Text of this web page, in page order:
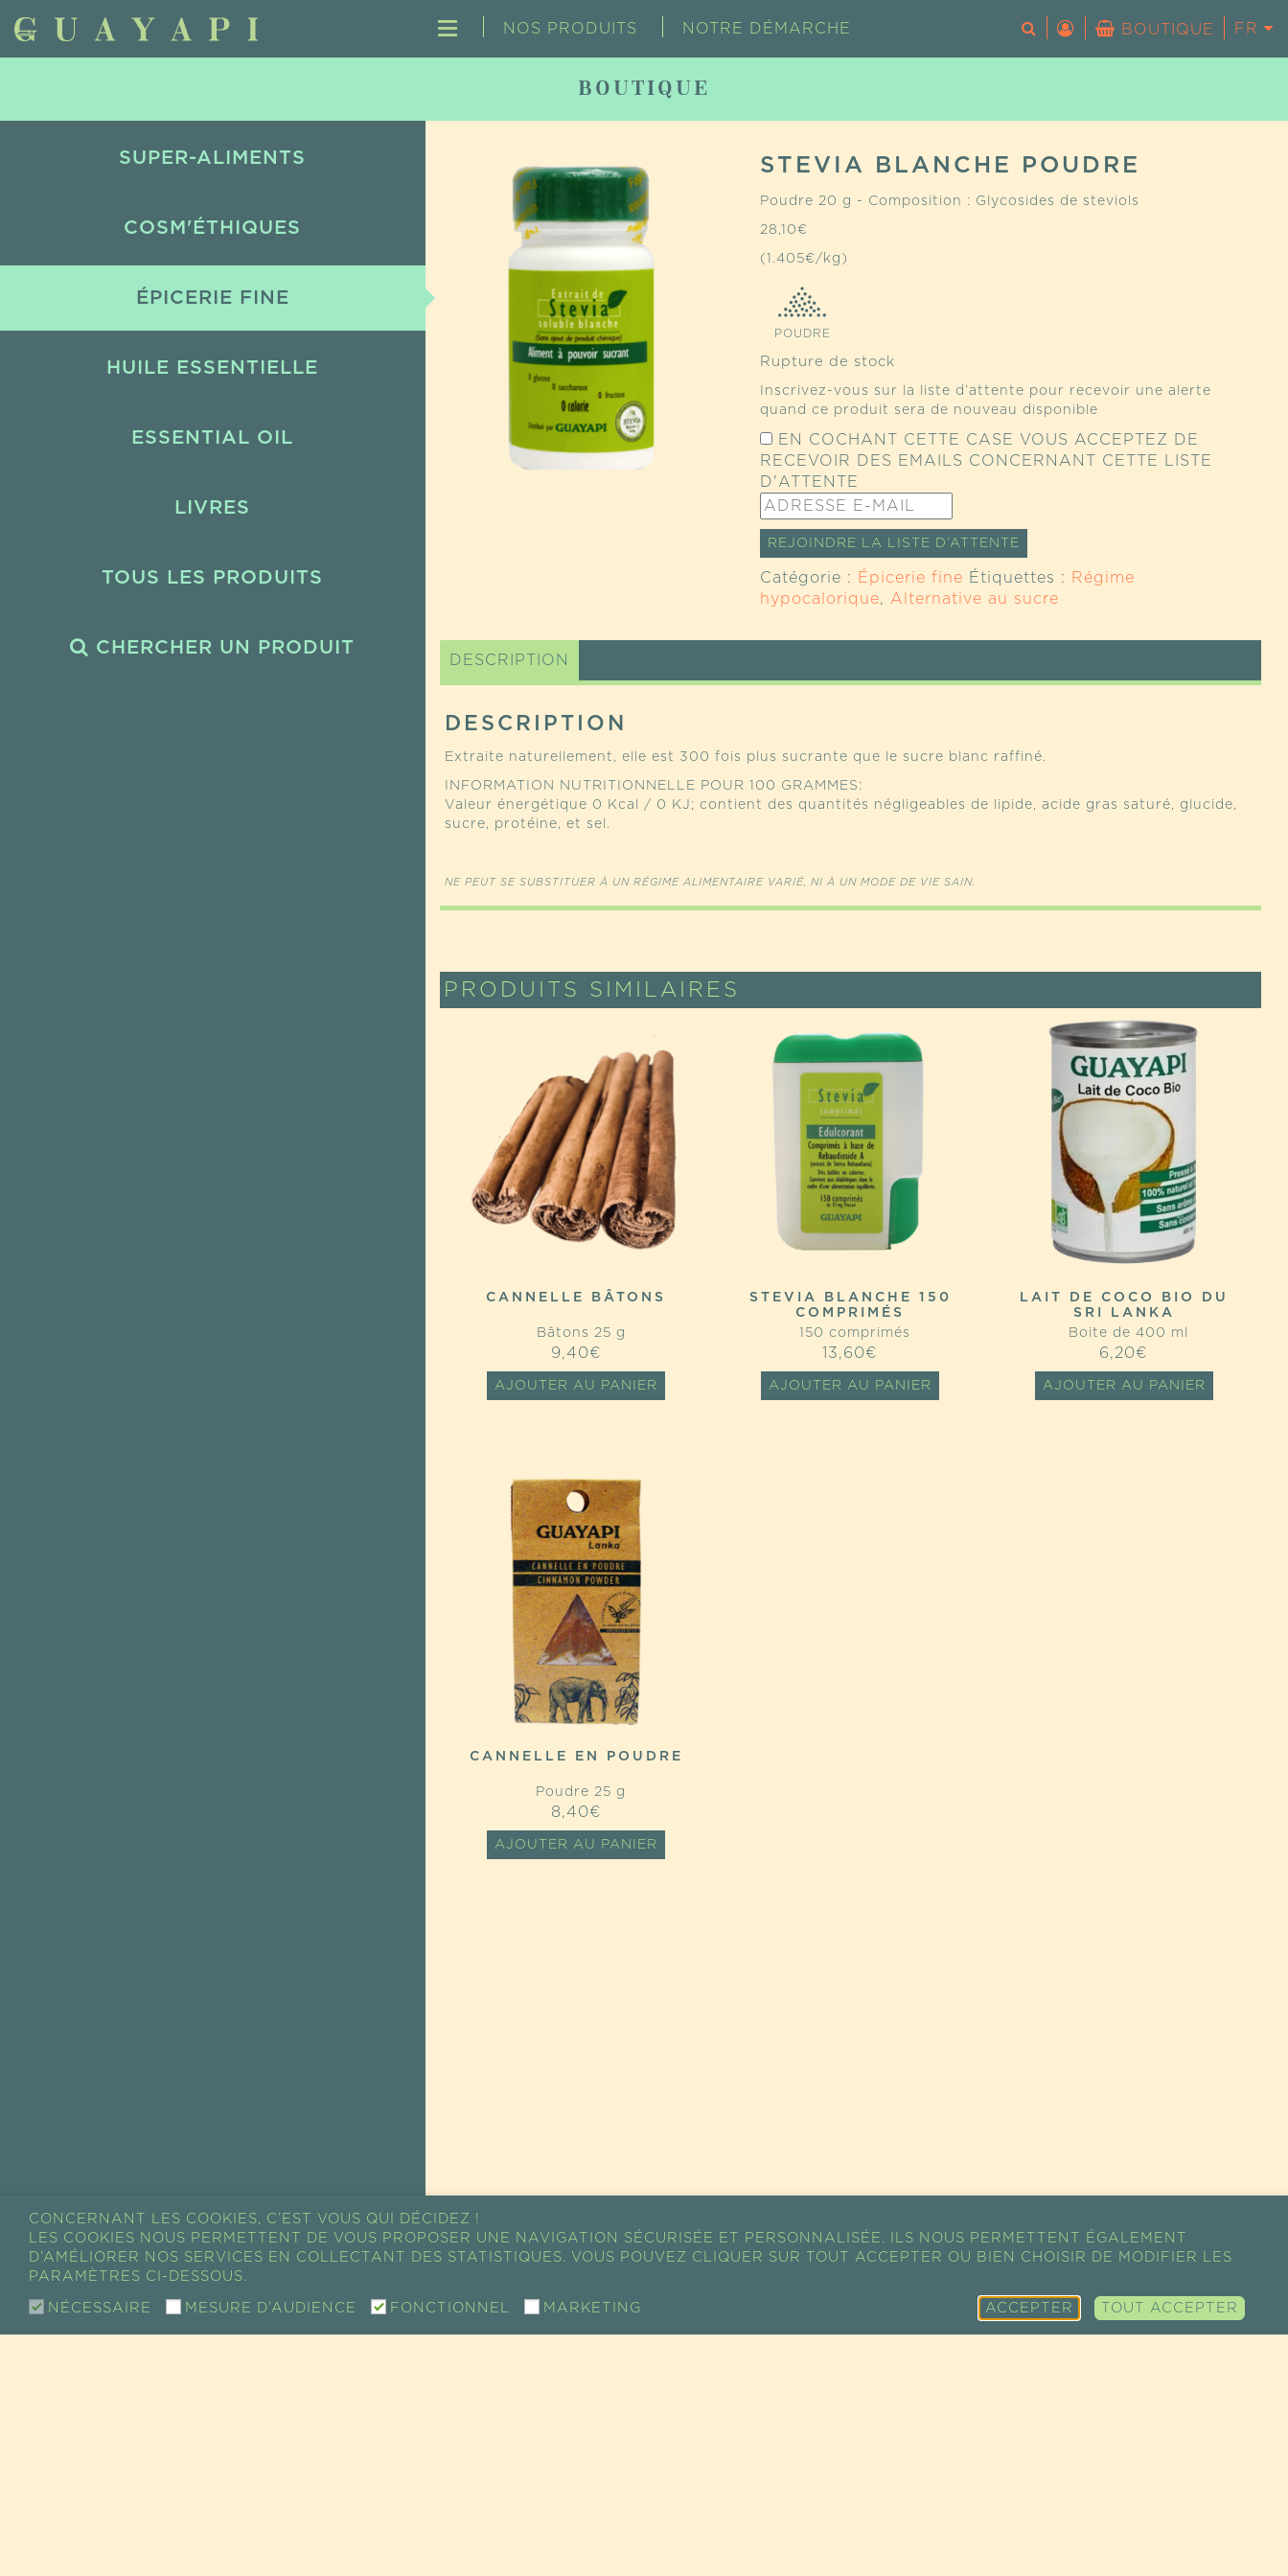
NOS PRODUITS NOTRE DÉMARCHE FR
EN
BOUTIQUE
BOUTIQUE
SUPER-ALIMENTS
COSM'ÉTHIQUES
ÉPICERIE FINE
HUILE ESSENTIELLE
ESSENTIAL OIL
LIVRES
TOUS LES PRODUITS
CHERCHER UN PRODUIT
STEVIA BLANCHE POUDRE
Poudre 20 g - Composition : Glycosides de steviols
28,10 €
(1.405€/kg)
POUDRE
Rupture de stock
Inscrivez-vous sur la liste d’attente pour recevoir une alerte
quand ce produit sera de nouveau disponible
EN COCHANT CETTE CASE VOUS ACCEPTEZ DE
RECEVOIR DES EMAILS CONCERNANT CETTE LISTE
D'ATTENTE
ENTREZ
VOTRE
ADRESSE
MAIL
POUR
PRODUIT
REJOINDRE LA LISTE D’ATTENTE
Catégorie : Épicerie fine Étiquettes :
Régime
hypocalorique, Alternative au sucre
DESCRIPTION
DESCRIPTION
Extraite naturellement, elle est 300 fois plus sucrante que le sucre blanc raffiné.
INFORMATION NUTRITIONNELLE POUR 100 GRAMMES:
Valeur énergétique 0 Kcal / 0 KJ; contient des quantités négligeables de lipide, acide gras saturé, glucide,
sucre, protéine, et sel.
NE PEUT SE SUBSTITUER À UN RÉGIME ALIMENTAIRE VARIÉ, NI À UN MODE DE VIE SAIN.
PRODUITS SIMILAIRES
CANNELLE BÂTONS
Bâtons 25 g
9,40€
AJOUTER AU PANIER
STEVIA BLANCHE 150
COMPRIMÉS
150 comprimés
13,60€
AJOUTER AU PANIER
LAIT DE COCO BIO DU
SRI LANKA
Boite de 400 ml
6,20€
AJOUTER AU PANIER
CANNELLE EN POUDRE
Poudre 25 g
8,40€
AJOUTER AU PANIER
CONCERNANT LES COOKIES, C’EST VOUS QUI DÉCIDEZ !
LES COOKIES NOUS PERMETTENT DE VOUS PROPOSER UNE NAVIGATION SÉCURISÉE ET PERSONNALISÉE. ILS NOUS PERMETTENT ÉGALEMENT
D’AMÉLIORER NOS SERVICES EN COLLECTANT DES STATISTIQUES. VOUS POUVEZ CLIQUER SUR TOUT ACCEPTER OU BIEN CHOISIR DE MODIFIER LES
PARAMÈTRES CI-DESSOUS.
NÉCESSAIRE MESURE D’AUDIENCE FONCTIONNEL MARKETING ACCEPTER TOUT ACCEPTER